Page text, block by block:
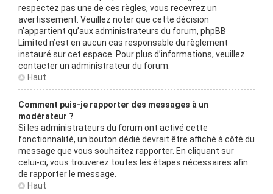
respectez pas une de ces règles, vous recevrez un
avertissement. Veuillez noter que cette décision
n’appartient qu’aux administrateurs du forum, phpBB
Limited n’est en aucun cas responsable du règlement
instauré sur cet espace. Pour plus d’informations, veuillez
contacter un administrateur du forum.
Haut
Comment puis-je rapporter des messages à un
modérateur ?
Si les administrateurs du forum ont activé cette
fonctionnalité, un bouton dédié devrait être affiché à côté du
message que vous souhaitez rapporter. En cliquant sur
celui-ci, vous trouverez toutes les étapes nécessaires afin
de rapporter le message.
Haut